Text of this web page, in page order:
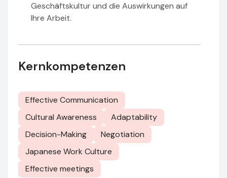
Geschäftskultur und die Auswirkungen auf
Ihre Arbeit.
Kernkompetenzen
Effective Communication
Cultural Awareness
Adaptability
Decision-Making
Negotiation
Japanese Work Culture
Effective meetings